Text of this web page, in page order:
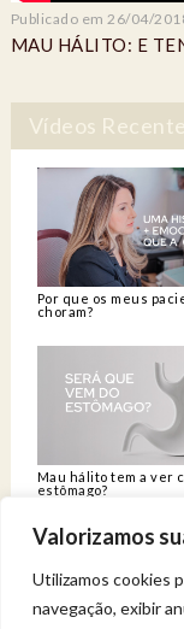
Valorizamos
Utilizamos cookies
navegação, exibir
Publicado em 26/04/
MAU HÁLITO: E
Vídeos
Por que os meus
choram?
Mau hálito tem a ver
estômago?
Venha
Entregue a